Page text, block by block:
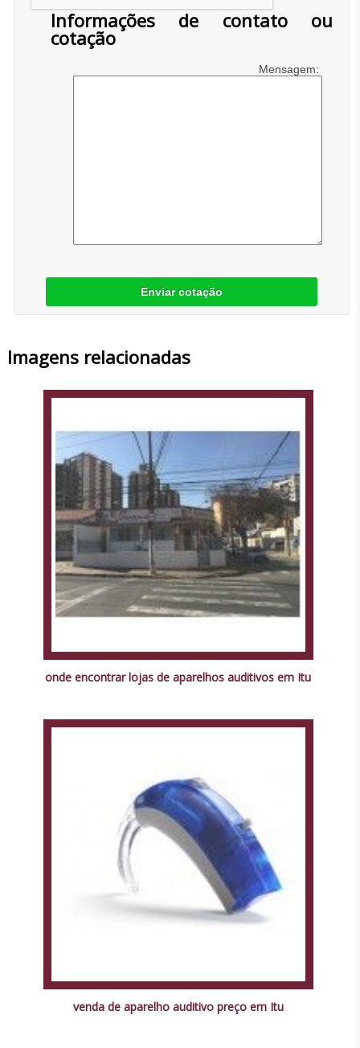
Informações de contato ou
cotação
Mensagem:
Enviar cotação
Imagens relacionadas
onde encontrar lojas de aparelhos auditivos em Itu
venda de aparelho auditivo preço em Itu